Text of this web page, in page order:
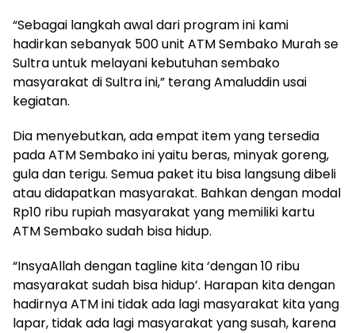
“Sebagai langkah awal dari program ini kami
hadirkan sebanyak 500 unit ATM Sembako Murah se
Sultra untuk melayani kebutuhan sembako
masyarakat di Sultra ini,” terang Amaluddin usai
kegiatan.
Dia menyebutkan, ada empat item yang tersedia
pada ATM Sembako ini yaitu beras, minyak goreng,
gula dan terigu. Semua paket itu bisa langsung dibeli
atau didapatkan masyarakat. Bahkan dengan modal
Rp10 ribu rupiah masyarakat yang memiliki kartu
ATM Sembako sudah bisa hidup.
“InsyaAllah dengan tagline kita ‘dengan 10 ribu
masyarakat sudah bisa hidup’. Harapan kita dengan
hadirnya ATM ini tidak ada lagi masyarakat kita yang
lapar, tidak ada lagi masyarakat yang susah, karena